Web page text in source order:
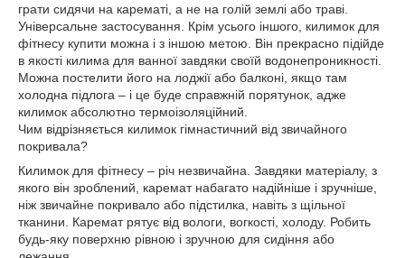
грати сидячи на карематі, а не на голій землі або траві.
Універсальне застосування. Крім усього іншого, килимок для
фітнесу купити можна і з іншою метою. Він прекрасно підійде
в якості килима для ванної завдяки своїй водонепроникності.
Можна постелити його на лоджії або балконі, якщо там
холодна підлога – і це буде справжній порятунок, адже
килимок абсолютно термоізоляційний.
Чим відрізняється килимок гімнастичний від звичайного
покривала?
Килимок для фітнесу – річ незвичайна. Завдяки матеріалу, з
якого він зроблений, каремат набагато надійніше і зручніше,
ніж звичайне покривало або підстилка, навіть з щільної
тканини. Каремат рятує від вологи, вогкості, холоду. Робить
будь-яку поверхню рівною і зручною для сидіння або